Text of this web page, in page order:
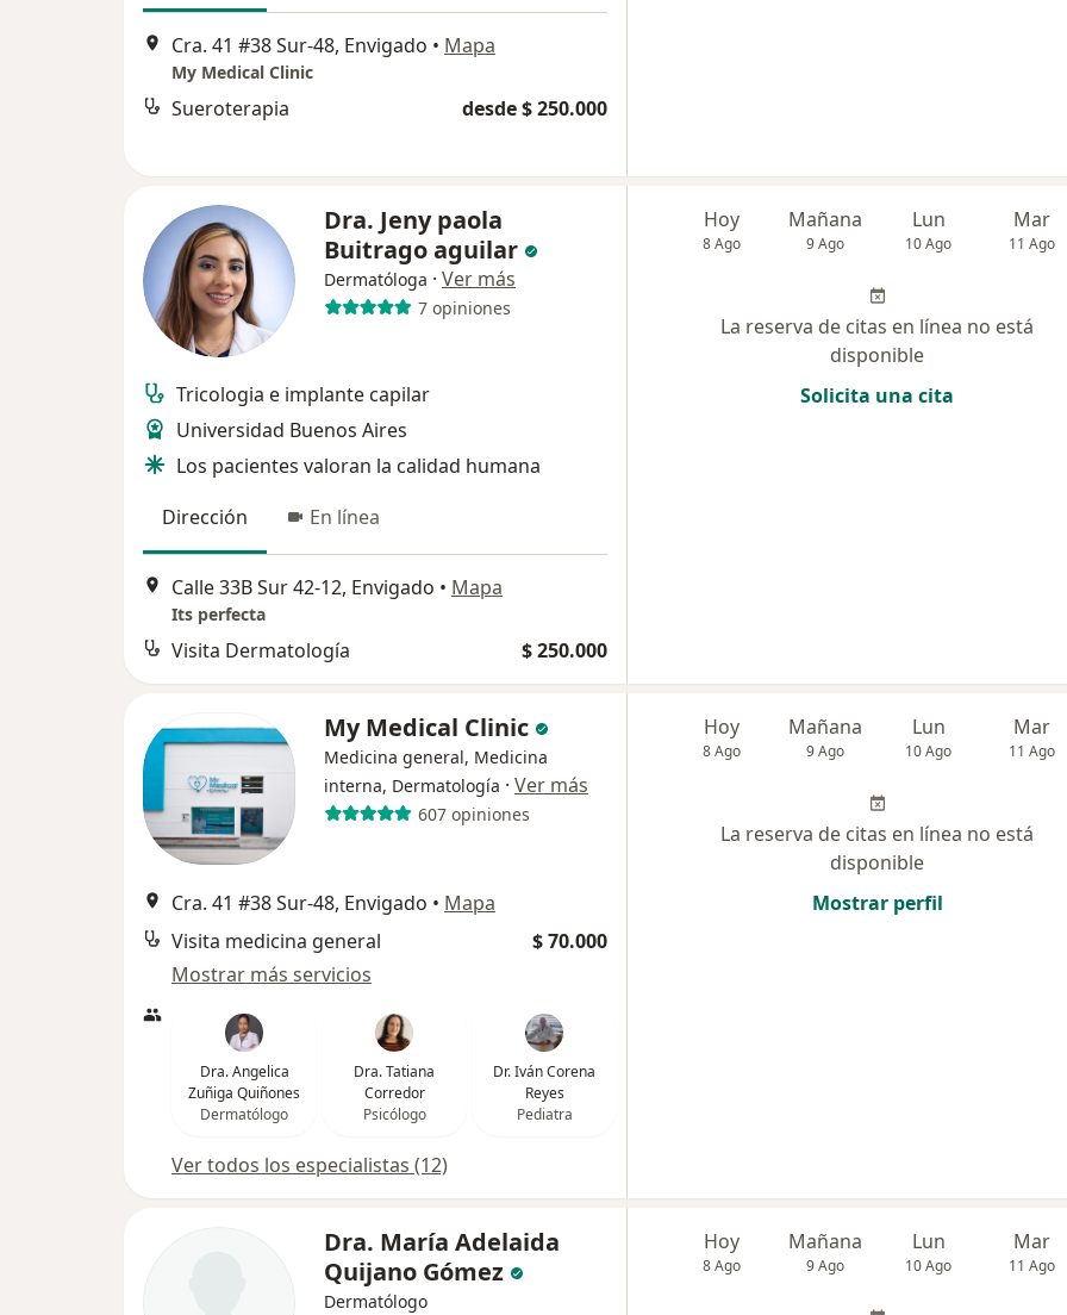
Cra. 41 #38 Sur-48, Envigado • Mapa
My Medical Clinic
Sueroterapia desde $ 250.000
Dra. Jeny paola
Buitrago aguilar
Dermatóloga · Ver más
7 opiniones
Tricologia e implante capilar
Universidad Buenos Aires
Los pacientes valoran la calidad humana
Dirección
En línea
Calle 33B Sur 42-12, Envigado • Mapa
Its perfecta
Visita Dermatología $ 250.000
Hoy
8 Ago
Mañana
9 Ago
Lun
10 Ago
Mar
11 Ago
La reserva de citas en línea no está
disponible
Solicita una cita
My Medical Clinic
Medicina general, Medicina
interna, Dermatología · Ver más
607 opiniones
Cra. 41 #38 Sur-48, Envigado • Mapa
Visita medicina general
$ 70.000
Mostrar más servicios
Dra. Angelica
Zuñiga Quiñones
Dermatólogo
Dra. Tatiana
Corredor
Psicólogo
Dr. Iván Corena
Reyes
Pediatra
Ver todos los especialistas (12)
Hoy
8 Ago
Mañana
9 Ago
Lun
10 Ago
Mar
11 Ago
La reserva de citas en línea no está
disponible
Mostrar perfil
Dra. María Adelaida
Quijano Gómez
Dermatólogo
Hoy
8 Ago
Mañana
9 Ago
Lun
10 Ago
Mar
11 Ago